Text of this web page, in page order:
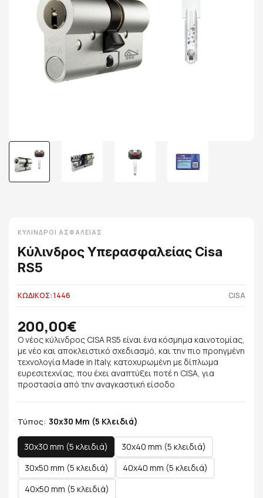
ΚΎΛΙΝΔΡΟΙ ΑΣΦΑΛΕΊΑΣ
Κύλινδρος Υπερασφαλείας Cisa
RS5
ΚΩΔΙΚΟΣ: 1446 CISA
200,00€
Ο νέος κύλινδρος CISA RS5 είναι ένα κόσμημα καινοτομίας,
με νέο και αποκλειστικό σχεδιασμό, και την πιο προηγμένη
τεχνολογία Made in Italy, κατοχυρωμένη με δίπλωμα
ευρεσιτεχνίας, που έχει αναπτύξει ποτέ η CISA, για
προστασία από την αναγκαστική είσοδο
Τύπος: 30x30 Mm (5 Κλειδιά)
30x30 mm (5 κλειδιά)
30x40 mm (5 κλειδιά)
30x50 mm (5 κλειδιά)
40x40 mm (5 κλειδιά)
40x50 mm (5 κλειδιά)